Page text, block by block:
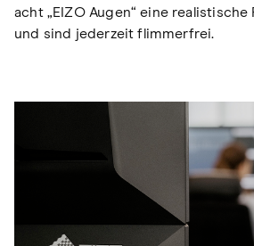
acht „EIZO Augen“ eine
und sind jederzeit flimmerfrei.